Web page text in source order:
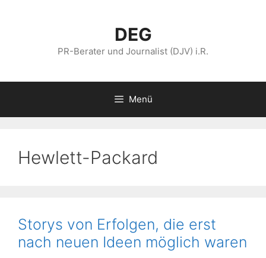
DEG
PR-Berater und Journalist (DJV) i.R.
Menü
Hewlett-Packard
Storys von Erfolgen, die erst
nach neuen Ideen möglich waren